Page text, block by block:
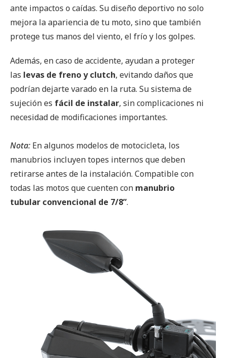
ante impactos o caídas. Su diseño deportivo no solo
mejora la apariencia de tu moto, sino que también
protege tus manos del viento, el frío y los golpes.
Además, en caso de accidente, ayudan a proteger
las levas de freno y clutch, evitando daños que
podrían dejarte varado en la ruta. Su sistema de
sujeción es fácil de instalar, sin complicaciones ni
necesidad de modificaciones importantes.
Nota: En algunos modelos de motocicleta, los
manubrios incluyen topes internos que deben
retirarse antes de la instalación. Compatible con
todas las motos que cuenten con manubrio
tubular convencional de 7/8”.